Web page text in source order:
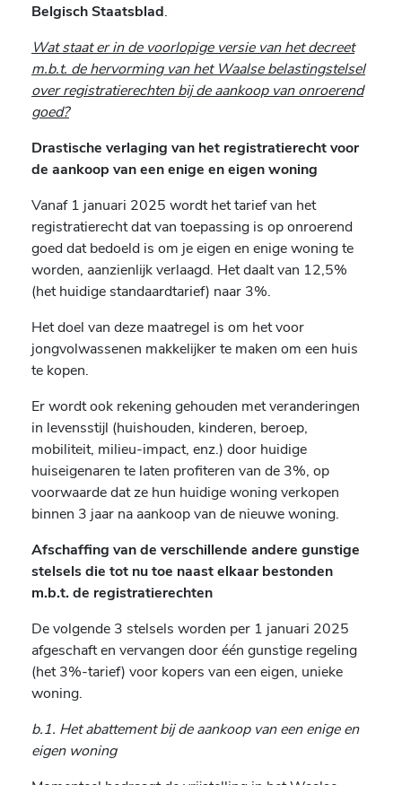
Belgisch Staatsblad.
Wat staat er in de voorlopige versie van het decreet
m.b.t. de hervorming van het Waalse belastingstelsel
over registratierechten bij de aankoop van onroerend
goed?
Drastische verlaging van het registratierecht voor
de aankoop van een enige en eigen woning
Vanaf 1 januari 2025 wordt het tarief van het
registratierecht dat van toepassing is op onroerend
goed dat bedoeld is om je eigen en enige woning te
worden, aanzienlijk verlaagd. Het daalt van 12,5%
(het huidige standaardtarief) naar 3%.
Het doel van deze maatregel is om het voor
jongvolwassenen makkelijker te maken om een huis
te kopen.
Er wordt ook rekening gehouden met veranderingen
in levensstijl (huishouden, kinderen, beroep,
mobiliteit, milieu-impact, enz.) door huidige
huiseigenaren te laten profiteren van de 3%, op
voorwaarde dat ze hun huidige woning verkopen
binnen 3 jaar na aankoop van de nieuwe woning.
Afschaffing van de verschillende andere gunstige
stelsels die tot nu toe naast elkaar bestonden
m.b.t. de registratierechten
De volgende 3 stelsels worden per 1 januari 2025
afgeschaft en vervangen door één gunstige regeling
(het 3%-tarief) voor kopers van een eigen, unieke
woning.
b.1. Het abattement bij de aankoop van een enige en
eigen woning